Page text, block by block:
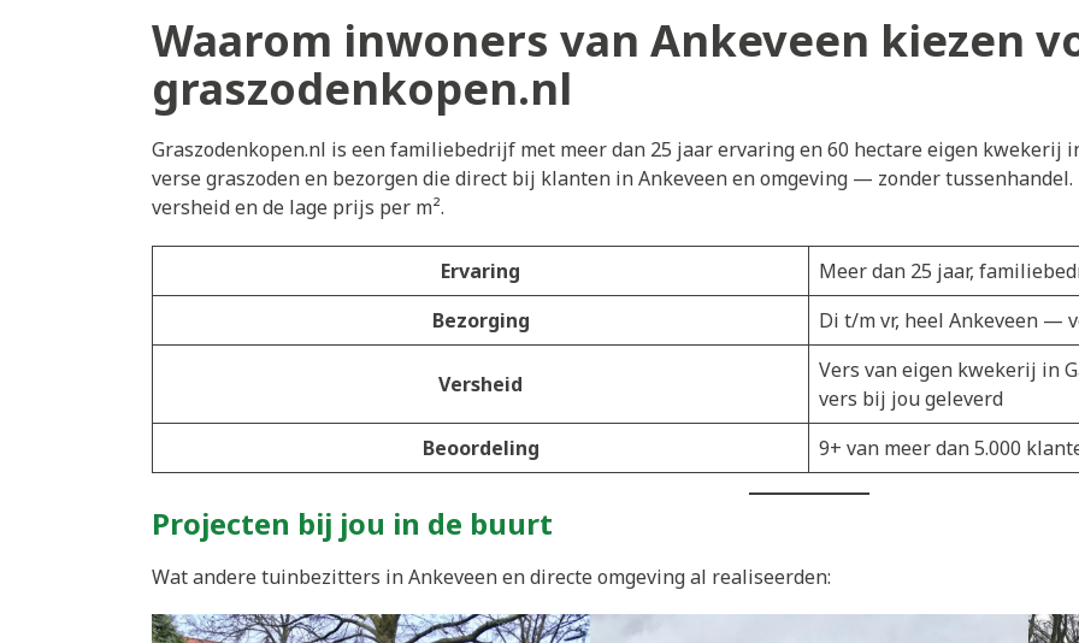
Waarom inwoners van Ankeveen kiezen
graszodenkopen.nl
Graszodenkopen.nl is een familiebedrijf met meer dan 25 jaar ervaring en 60 hectare eigen kwekerij
verse graszoden en bezorgen die direct bij klanten in Ankeveen en omgeving — zonder
versheid en de lage prijs per m².
Ervaring
Meer dan 25 jaar,
Bezorging
Di t/m vr, heel Ankeveen —
Versheid
Vers van eigen kwekerij in
vers bij jou geleverd
Beoordeling
9+ van meer dan 5.000
Projecten bij jou in de buurt
Wat andere tuinbezitters in Ankeveen en directe omgeving al realiseerden: